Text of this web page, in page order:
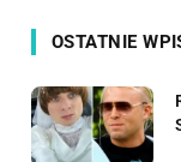
OSTATNIE